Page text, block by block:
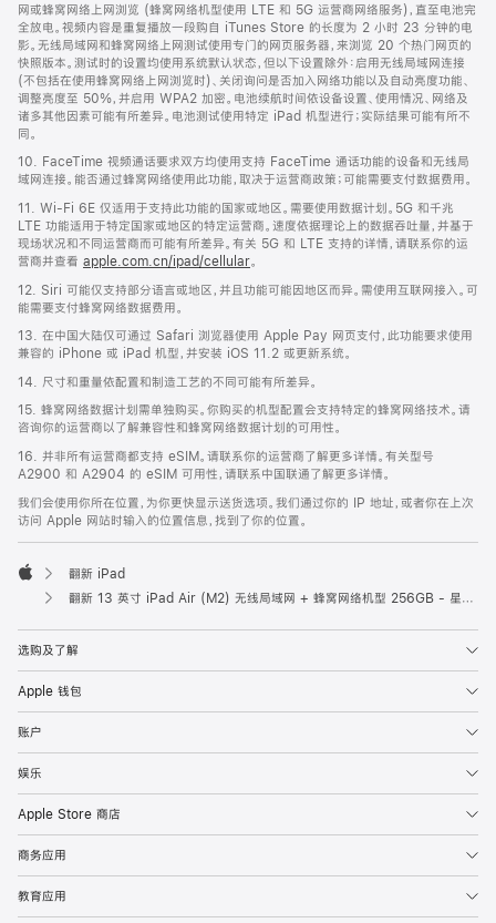
网或蜂窝网络上网浏览 (蜂窝网络机型使用 LTE 和 5G 运营商网络服务)，直至电池完
全放电。视频内容是重复播放一段购自 iTunes Store 的长度为 2 小时 23 分钟的电
影。无线局域网和蜂窝网络上网测试使用专门的网页服务器，来浏览 20 个热门网页的
快照版本。测试时的设置均使用系统默认状态，但以下设置除外：启用无线局域网连接
(不包括在使用蜂窝网络上网浏览时)、关闭询问是否加入网络功能以及自动亮度功能、
调整亮度至 50%，并启用 WPA2 加密。电池续航时间依设备设置、使用情况、网络及
诸多其他因素可能有所差异。电池测试使用特定 iPad 机型进行；实际结果可能有所不
同。
10. FaceTime 视频通话要求双方均使用支持 FaceTime 通话功能的设备和无线局
域网连接。能否通过蜂窝网络使用此功能，取决于运营商政策；可能需要支付数据费用。
11. Wi-Fi 6E 仅适用于支持此功能的国家或地区。需要使用数据计划。5G 和千兆
LTE 功能适用于特定国家或地区的特定运营商。速度依据理论上的数据吞吐量，并基于
现场状况和不同运营商而可能有所差异。有关 5G 和 LTE 支持的详情，请联系你的运
营商并查看 apple.com.cn/ipad/cellular。
12. Siri 可能仅支持部分语言或地区，并且功能可能因地区而异。需使用互联网接入。可
能需要支付蜂窝网络数据费用。
13. 在中国大陆仅可通过 Safari 浏览器使用 Apple Pay 网页支付，此功能要求使用
兼容的 iPhone 或 iPad 机型，并安装 iOS 11.2 或更新系统。
14. 尺寸和重量依配置和制造工艺的不同可能有所差异。
15. 蜂窝网络数据计划需单独购买。你购买的机型配置会支持特定的蜂窝网络技术。请
咨询你的运营商以了解兼容性和蜂窝网络数据计划的可用性。
16. 并非所有运营商都支持 eSIM。请联系你的运营商了解更多详情。有关型号
A2900 和 A2904 的 eSIM 可用性，请联系中国联通了解更多详情。
我们会使用你所在位置，为你更快显示送货选项。我们通过你的 IP 地址，或者你在上次
访问 Apple 网站时输入的位置信息，找到了你的位置。
Apple
翻新 iPad
翻新 13 英寸 iPad Air (M2) 无线局域网 + 蜂窝网络机型 256GB - 星光色
选购及了解
Apple 钱包
账户
娱乐
Apple Store 商店
商务应用
教育应用